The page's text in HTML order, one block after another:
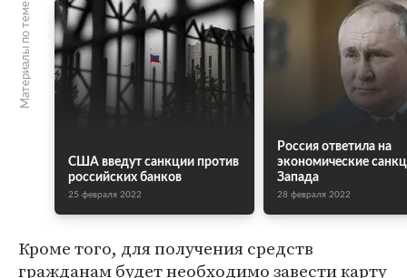
Материалы по теме
США введут санкции против
российских банков
25 февраля 2022
Россия ответила на
экономические
Запада
28 февраля 2022
Кроме того, для получения средств
гражданам будет необходимо завести карту